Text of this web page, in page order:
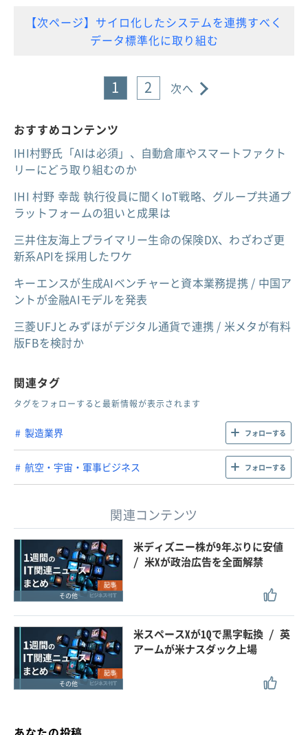
【次ページ】サイロ化したシステムを連携すべく
データ標準化に取り組む
1 2 次へ
おすすめコンテンツ
IHI村野氏「AIは必須」、自動倉庫やスマートファクト
リーにどう取り組むのか
IHI 村野 幸哉 執行役員に聞くIoT戦略、グループ共通プ
ラットフォームの狙いと成果は
三井住友海上プライマリー生命の保険DX、わざわざ更
新系APIを採用したワケ
キーエンスが生成AIベンチャーと資本業務提携 / 中国ア
ントが金融AIモデルを発表
三菱UFJとみずほがデジタル通貨で連携 / 米メタが有料
版FBを検討か
関連タグ
タグをフォローすると最新情報が表示されます
製造業界 フォローする
航空・宇宙・軍事ビジネス フォローする
関連コンテンツ
記事
その他
米ディズニー株が9年ぶりに安値
/ 米Xが政治広告を全面解禁
記事
その他
米スペースXが1Qで黒字転換 / 英
アームが米ナスダック上場